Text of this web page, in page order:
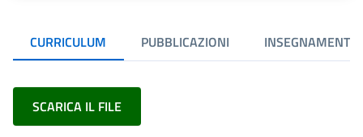
CURRICULUM PUBBLICAZIONI INSEGNAMENTI
SCARICA IL FILE